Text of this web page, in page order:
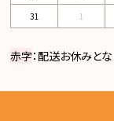
31
1
赤字：配送お休みと